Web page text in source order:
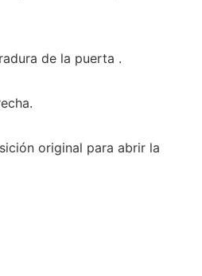
de la puerta .
original para abrir la